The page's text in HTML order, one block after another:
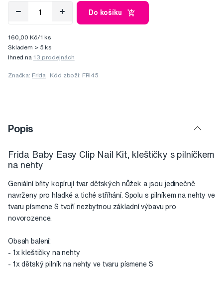
Do košíku
160,00 Kč/1 ks
Skladem > 5 ks
Ihned na 13 prodejnách
Značka: Frida Kód zboží: FRI45
Popis
Frida Baby Easy Clip Nail Kit, kleštičky s pilníčkem
na nehty
Geniální břity kopírují tvar dětských nůžek a jsou jedinečně
navrženy pro hladké a tiché stříhání. Spolu s pilníkem na nehty ve
tvaru písmene S tvoří nezbytnou základní výbavu pro
novorozence.
Obsah balení:
- 1x kleštičky na nehty
- 1x dětský pilník na nehty ve tvaru písmene S